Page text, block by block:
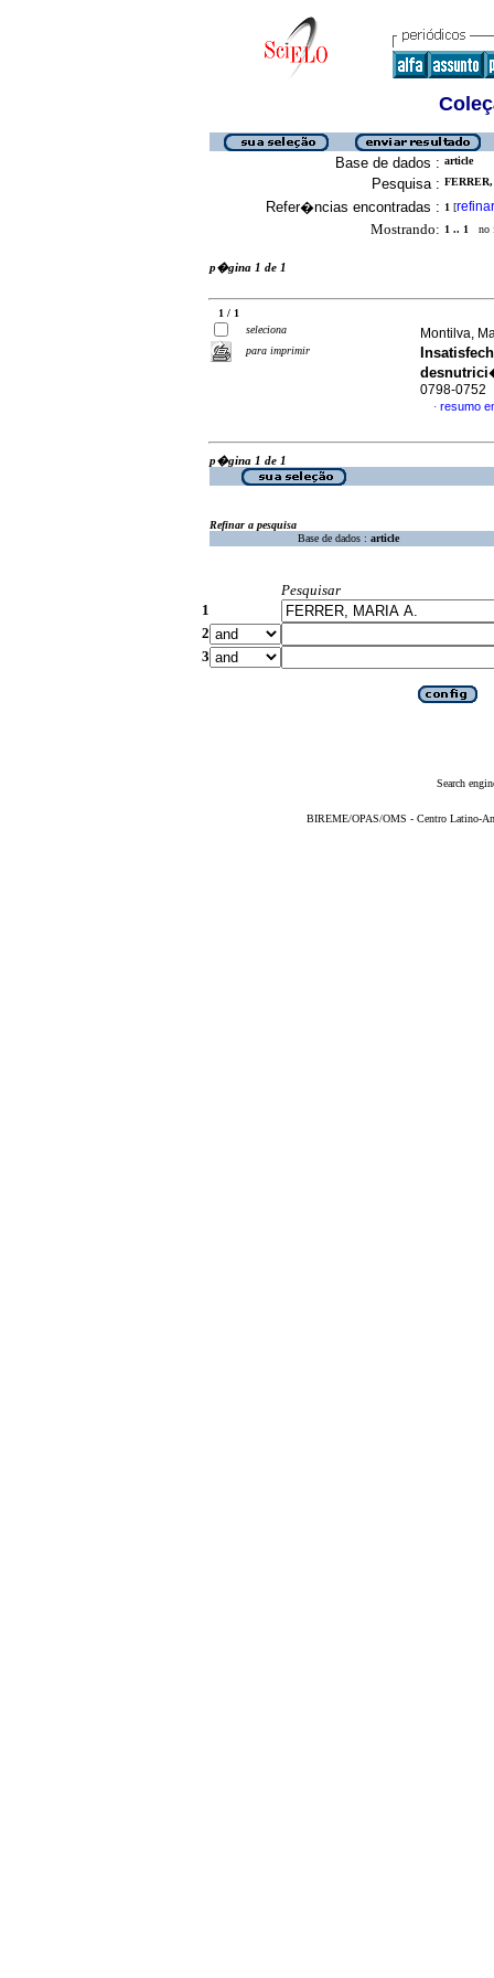
Base de dados : article
Pesquisa :
Refer�ncias encontradas : 1 [refinar
Mostrando: 1 .. 1 no
p�gina 1 de 1
1 / 1
seleciona
para imprimir
Montilva,
0798-0752
· resumo
p�gina 1 de 1
Refinar a pesquisa
Base de dados : article
Pesquisar
1
2
3
Search
BIREME/OPAS/OMS - Centro Latino-